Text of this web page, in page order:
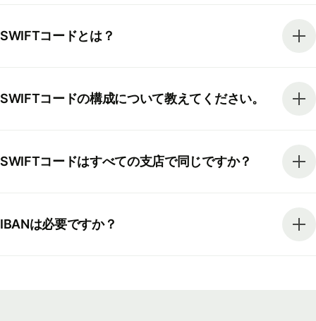
SWIFTコードとは？
SWIFTコードの構成について教えてください。
SWIFTコードはすべての支店で同じですか？
IBANは必要ですか？